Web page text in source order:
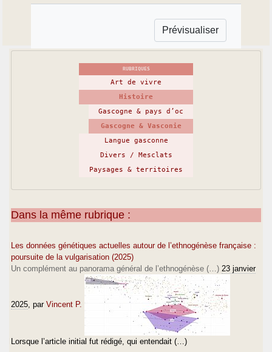
RUBRIQUES
Art de vivre
Histoire
Gascogne & pays d’oc
Gascogne & Vasconie
Langue gasconne
Divers / Mesclats
Paysages & territoires
Dans la même rubrique :
Les données génétiques actuelles autour de l’ethnogénèse française :
poursuite de la vulgarisation (2025)
Un complément au panorama général de l’ethnogénèse (…) 23 janvier
2025 , par Vincent P.
Lorsque l’article initial fut rédigé, qui entendait (…)